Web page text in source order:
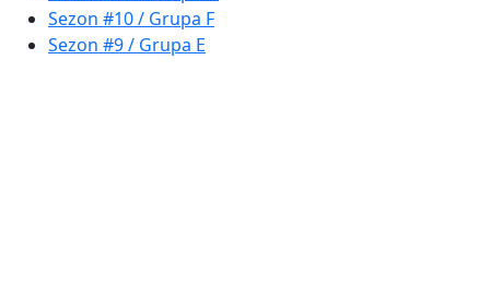
Sezon #10 / Grupa F
Sezon #9 / Grupa E